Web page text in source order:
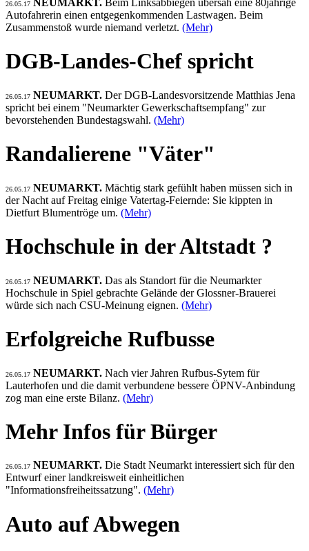
26.05.17 NEUMARKT. Beim Linksabbiegen übersah eine 80jährige
Autofahrerin einen entgegenkommenden Lastwagen. Beim
Zusammenstoß wurde niemand verletzt. (Mehr)
DGB-Landes-Chef spricht
26.05.17 NEUMARKT. Der DGB-Landesvorsitzende Matthias Jena
spricht bei einem "Neumarkter Gewerkschaftsempfang" zur
bevorstehenden Bundestagswahl. (Mehr)
Randalierene "Väter"
26.05.17 NEUMARKT. Mächtig stark gefühlt haben müssen sich in
der Nacht auf Freitag einige Vatertag-Feiernde: Sie kippten in
Dietfurt Blumentröge um. (Mehr)
Hochschule in der Altstadt ?
26.05.17 NEUMARKT. Das als Standort für die Neumarkter
Hochschule in Spiel gebrachte Gelände der Glossner-Brauerei
würde sich nach CSU-Meinung eignen. (Mehr)
Erfolgreiche Rufbusse
26.05.17 NEUMARKT. Nach vier Jahren Rufbus-Sytem für
Lauterhofen und die damit verbundene bessere ÖPNV-Anbindung
zog man eine erste Bilanz. (Mehr)
Mehr Infos für Bürger
26.05.17 NEUMARKT. Die Stadt Neumarkt interessiert sich für den
Entwurf einer landkreisweit einheitlichen
"Informationsfreiheitssatzung". (Mehr)
Auto auf Abwegen